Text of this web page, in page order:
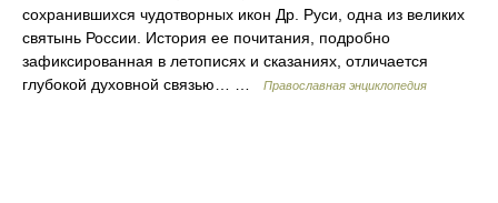
сохранившихся чудотворных икон Др. Руси, одна из великих
святынь России. История ее почитания, подробно
зафиксированная в летописях и сказаниях, отличается
глубокой духовной связью… …
Православная энциклопедия